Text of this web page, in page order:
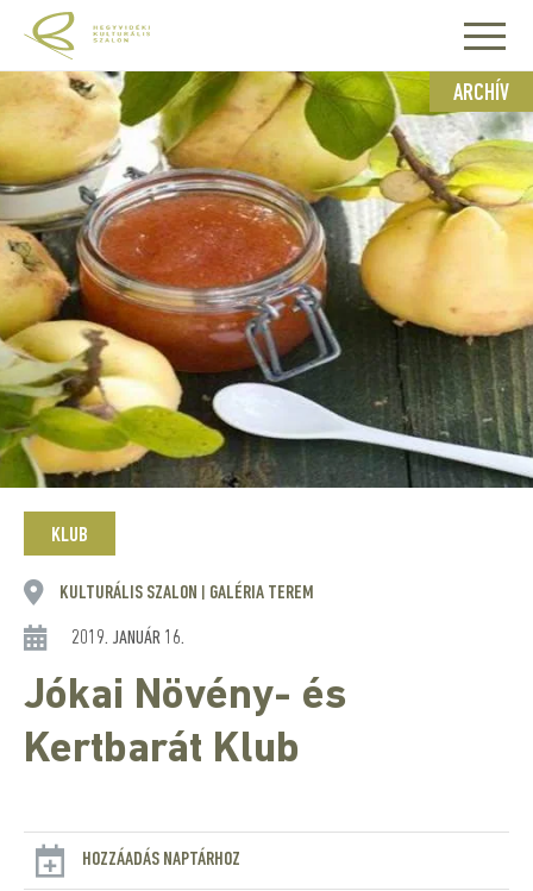
ARCHÍV
KLUB
KULTURÁLIS SZALON GALÉRIA TEREM
2019. JANUÁR 16.
Jókai Növény- és
Kertbarát Klub
HOZZÁADÁS NAPTÁRHOZ